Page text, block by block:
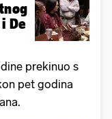
De
prekinuo s
pet godina